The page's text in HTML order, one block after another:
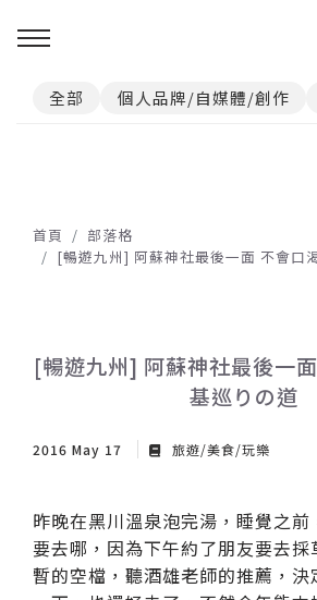
全部 個人品牌/自媒體/創作
首頁
部落格
[暢遊九州] 阿蘇神社最後一面 不會口
[暢遊九州] 阿蘇神社最後一
基巡りの道
2016 May 17 旅遊/美食/玩樂
昨晚在黑川溫泉泡完湯，睡覺之前
要去哪，因為下午約了朋友要去
暫的空檔，聽酒雄老師的推薦，決